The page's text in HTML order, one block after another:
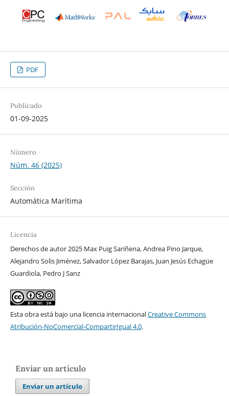
PDF
Publicado
01-09-2025
Número
Núm. 46 (2025)
Sección
Automática Marítima
Licencia
Derechos de autor 2025 Max Puig Sariñena, Andrea Pino Jarque,
Alejandro Solis Jiménez, Salvador López Barajas, Juan Jesús Echagüe
Guardiola, Pedro J Sanz
Esta obra está bajo una licencia internacionalCreative Commons
Atribución-NoComercial-CompartirIgual 4.0.
Enviar un artículo
Enviar un artículo